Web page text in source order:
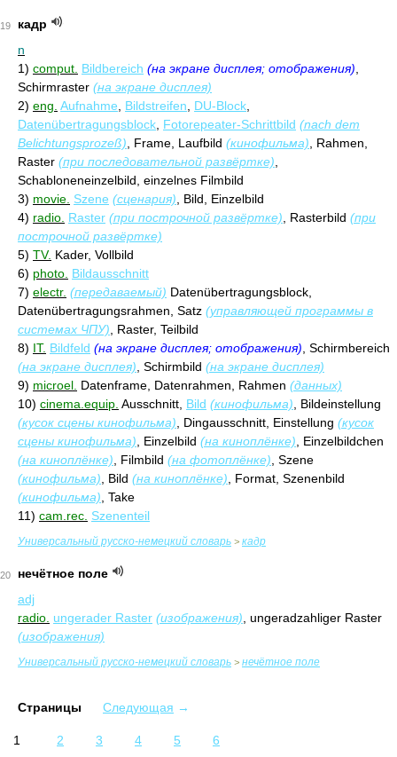
19
кадр
n
1) comput. Bildbereich (на экране дисплея; отображения)
Schirmraster (на экране дисплея)
2) eng. Aufnahme Bildstreifen DU-Block
Datenübertragungsblock Fotorepeater-Schrittbild (nach dem
Belichtungsprozeß) , Frame, Laufbild (кинофильма) , Rahmen,
Raster (при последовательной развёртке)
Schabloneneinzelbild, einzelnes Filmbild
3) movie. Szene (сценария) , Bild, Einzelbild
4) radio. Raster (при построчной развёртке) , Rasterbild (при
построчной развёртке)
5) TV. Kader, Vollbild
6) photo. Bildausschnitt
7) electr. (передаваемый) Datenübertragungsblock,
Datenübertragungsrahmen, Satz (управляющей программы в
системах ЧПУ) , Raster, Teilbild
8) IT. Bildfeld (на экране дисплея; отображения) , Schirmbereich
(на экране дисплея) , Schirmbild (на экране дисплея)
9) microel. Datenframe, Datenrahmen, Rahmen (данных)
10) cinema.equip. Ausschnitt, Bild (кинофильма) , Bildeinstellung
(кусок сцены кинофильма) , Dingausschnitt, Einstellung (кусок
сцены кинофильма) , Einzelbild (на киноплёнке) , Einzelbildchen
(на киноплёнке) , Filmbild (на фотоплёнке) , Szene
(кинофильма) , Bild (на киноплёнке) , Format, Szenenbild
(кинофильма) , Take
11) cam.rec. Szenenteil
Универсальный русско-немецкий словарь > кадр
20
нечётное поле
adj
radio. ungerader Raster (изображения) , ungeradzahliger Raster
(изображения)
Универсальный русско-немецкий словарь > нечётное поле
Страницы Следующая →
1 2 3 4 5 6